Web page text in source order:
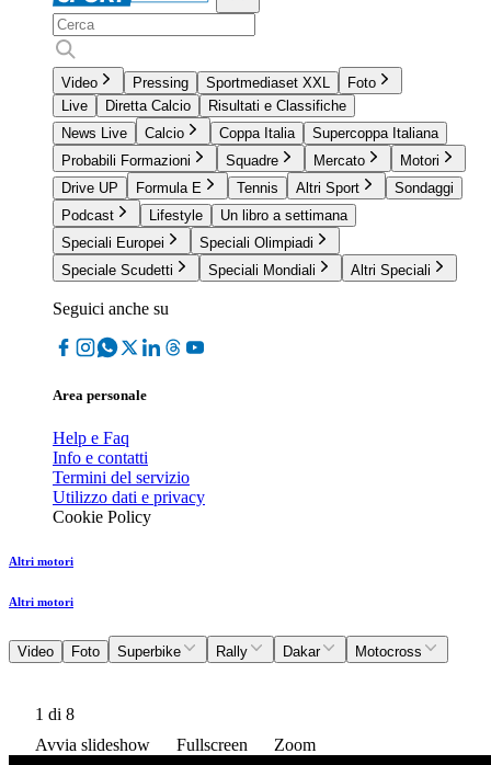
Video Pressing Sportmediaset XXL
Foto
Live
Diretta Calcio
Risultati e Classifiche
News Live
Calcio Coppa Italia
Supercoppa Italiana
Probabili Formazioni
Squadre Mercato
Motori
Drive UP
Formula E Tennis Altri Sport
Sondaggi
Podcast
Lifestyle
Un libro a settimana
Speciali Europei
Speciali Olimpiadi
Speciale Scudetti
Speciali Mondiali Altri Speciali
Seguici anche su
Area personale
Help e Faq
Info e contatti
Termini del servizio
Utilizzo dati e privacy
Cookie Policy
Altri motori
Altri motori
Video Foto Superbike Rally Dakar Motocross
1 di 8
Avvia slideshow
Fullscreen Zoom